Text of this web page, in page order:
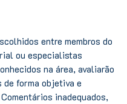
entre membros do
ou especialistas
na área, avaliarão
de forma objetiva e
inadequados,